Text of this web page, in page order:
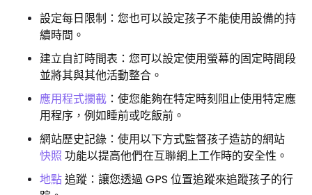
設定每日限制：您也可以設定孩子不能使用設備的持
續時間。
建立自訂時間表：您可以設定使用螢幕的固定時間段
並將其與其他活動整合。
應用程式攔截 ：使您能夠在特定時刻阻止使用特定應
用程序，例如睡前或吃飯前。
網站歷史記錄：使用以下方式監督孩子造訪的網站
快照 功能以提高他們在互聯網上工作時的安全性。
地點追蹤：讓您透過 GPS 位置追蹤來追蹤孩子的行